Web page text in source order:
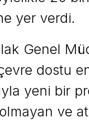
yer verdi.
Genel
dostu
yeni bir
ve